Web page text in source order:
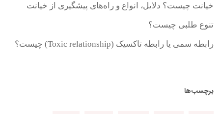
خیانت چیست؟ دلایل، انواع و راه‌های پیشگیری از خیانت
تنوع طلبی چیست؟
رابطه سمی یا رابطه تاکسیک (Toxic relationship) چیست؟
برچسب‌ها